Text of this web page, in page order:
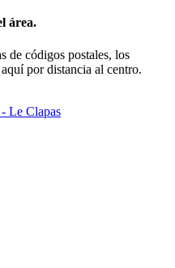
área.
de códigos postales, los
por distancia al centro.